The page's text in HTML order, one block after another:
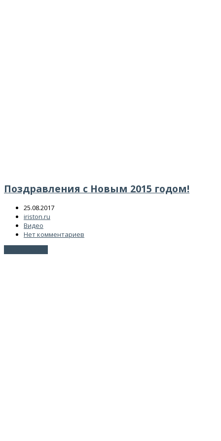
Поздравления с Новым 2015 годом!
25.08.2017
iriston.ru
Видео
Нет комментариев